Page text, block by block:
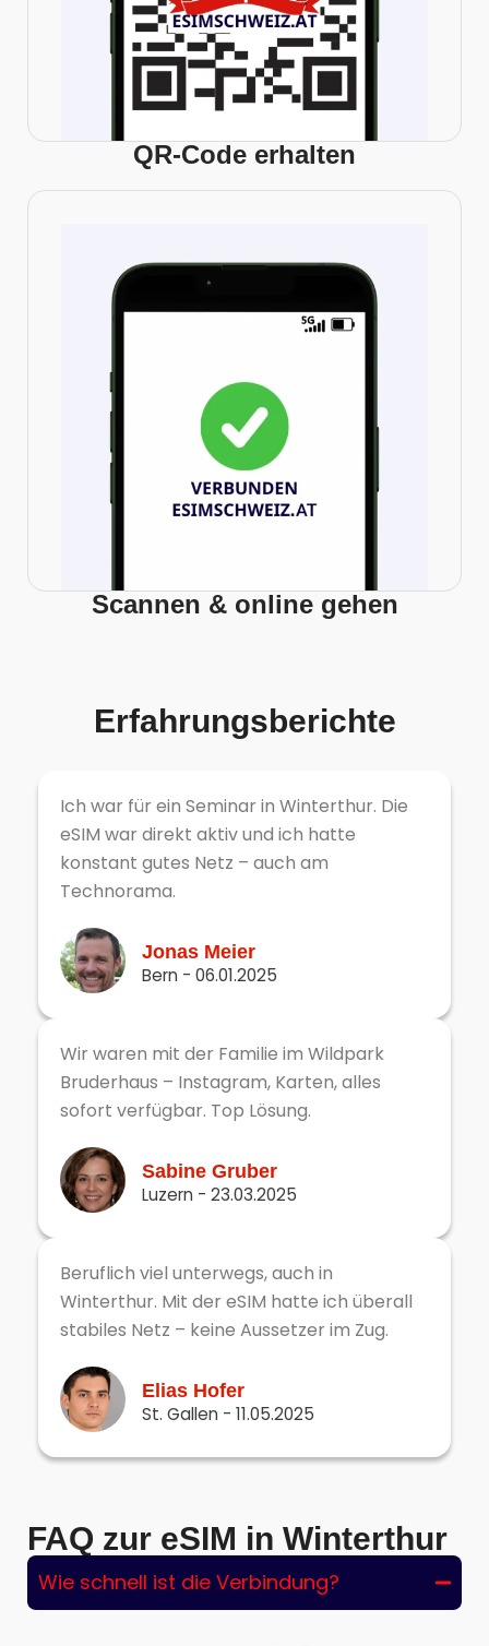
QR-Code erhalten
Scannen & online gehen
Erfahrungsberichte
Ich war für ein Seminar in Winterthur. Die
eSIM war direkt aktiv und ich hatte
konstant gutes Netz – auch am
Technorama.
Jonas Meier
Bern - 06.01.2025
Wir waren mit der Familie im Wildpark
Bruderhaus – Instagram, Karten, alles
sofort verfügbar. Top Lösung.
Sabine Gruber
Luzern - 23.03.2025
Beruflich viel unterwegs, auch in
Winterthur. Mit der eSIM hatte ich überall
stabiles Netz – keine Aussetzer im Zug.
Elias Hofer
St. Gallen - 11.05.2025
FAQ zur eSIM in Winterthur
Wie schnell ist die Verbindung?